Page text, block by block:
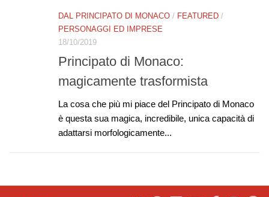
DAL PRINCIPATO DI MONACO / FEATURED /
PERSONAGGI ED IMPRESE
18/10/2019
Principato di Monaco:
magicamente trasformista
La cosa che più mi piace del Principato di Monaco
è questa sua magica, incredibile, unica capacità di
adattarsi morfologicamente...